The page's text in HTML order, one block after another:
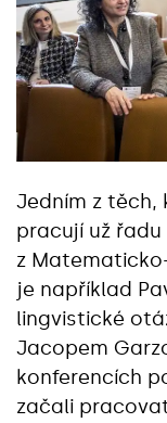
Jedním z těch,
pracují už
z
je například
lingvistické
Jacopem
konferencích
začali